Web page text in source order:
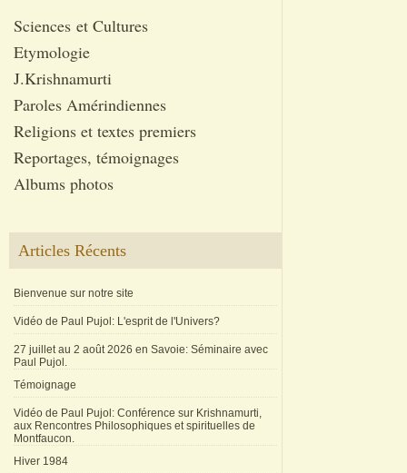
Sciences et Cultures
Etymologie
J.Krishnamurti
Paroles Amérindiennes
Religions et textes premiers
Reportages, témoignages
Albums photos
Articles Récents
Bienvenue sur notre site
Vidéo de Paul Pujol: L'esprit de l'Univers?
27 juillet au 2 août 2026 en Savoie: Séminaire avec
Paul Pujol.
Témoignage
Vidéo de Paul Pujol: Conférence sur Krishnamurti,
aux Rencontres Philosophiques et spirituelles de
Montfaucon.
Hiver 1984